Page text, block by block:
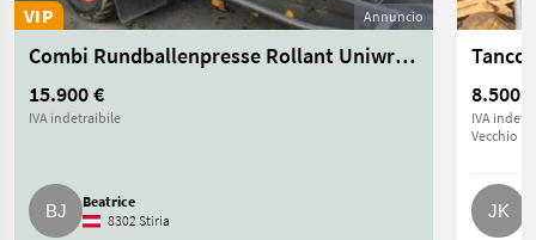
Annuncio
VIP
Combi Rundballenpresse Rollant Uniwrap 355rc
15.900 €
IVA indetraibile
Beatrice
8302 Stiria
Tanco
8.500 €
IVA
Vecchio